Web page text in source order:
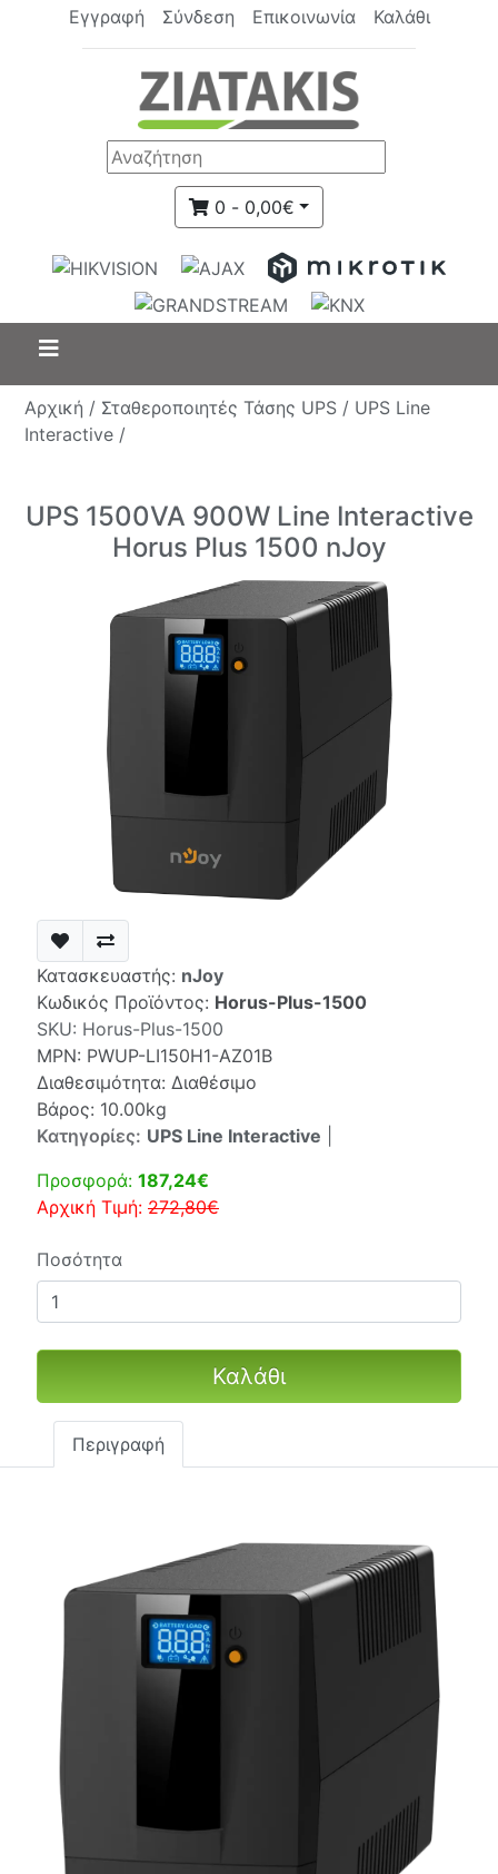
Εγγραφή Σύνδεση Επικοινωνία Καλάθι
0 - 0,00€
Αρχική / Σταθεροποιητές Τάσης UPS / UPS Line
Interactive /
UPS 1500VA 900W Line Interactive
Horus Plus 1500 nJoy
Κατασκευαστής: nJoy
Κωδικός Προϊόντος: Horus-Plus-1500
SKU: Horus-Plus-1500
MPN: PWUP-LI150H1-AZ01B
Διαθεσιμότητα: Διαθέσιμο
Βάρος: 10.00kg
Κατηγορίες: UPS Line Interactive
Προσφορά: 187,24€
Αρχική Τιμή: 272,80€
Ποσότητα
Καλάθι
Περιγραφή